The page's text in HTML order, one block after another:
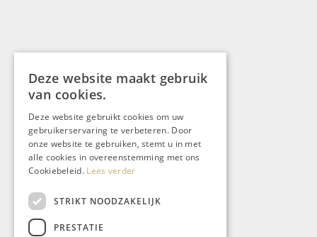
Deze website maakt gebruik
van cookies.
Deze website gebruikt cookies om uw
gebruikerservaring te verbeteren. Door
onze website te gebruiken, stemt u in met
alle cookies in overeenstemming met ons
Cookiebeleid. Lees verder
STRIKT NOODZAKELIJK
PRESTATIE